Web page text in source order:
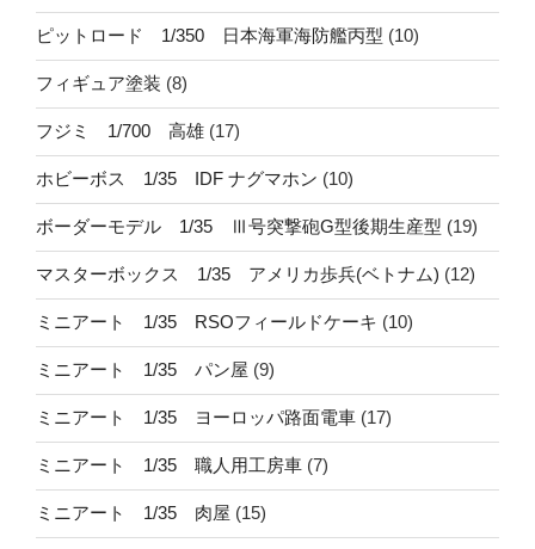
ピットロード 1/350 日本海軍海防艦丙型 (10)
フィギュア塗装 (8)
フジミ 1/700 高雄 (17)
ホビーボス 1/35 IDF ナグマホン (10)
ボーダーモデル 1/35 Ⅲ号突撃砲G型後期生産型 (19)
マスターボックス 1/35 アメリカ歩兵(ベトナム) (12)
ミニアート 1/35 RSOフィールドケーキ (10)
ミニアート 1/35 パン屋 (9)
ミニアート 1/35 ヨーロッパ路面電車 (17)
ミニアート 1/35 職人用工房車 (7)
ミニアート 1/35 肉屋 (15)